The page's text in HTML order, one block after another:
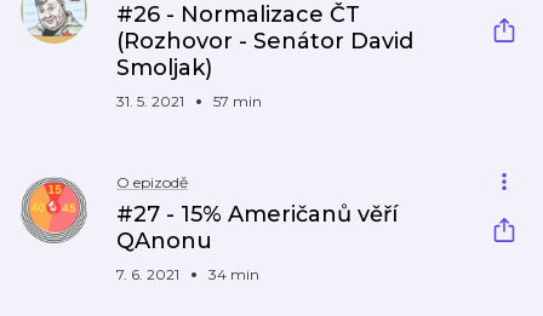
#26 - Normalizace ČT
(Rozhovor - Senátor David
Smoljak)
31. 5. 2021 57 min
O epizodě
#27 - 15% Američanů věří
QAnonu
7. 6. 2021 34 min